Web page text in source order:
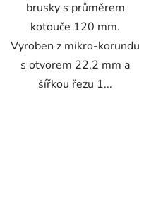
brusky s průměrem
kotouče 120 mm.
Vyroben z mikro-korundu
s otvorem 22,2 mm a
šířkou řezu 1...